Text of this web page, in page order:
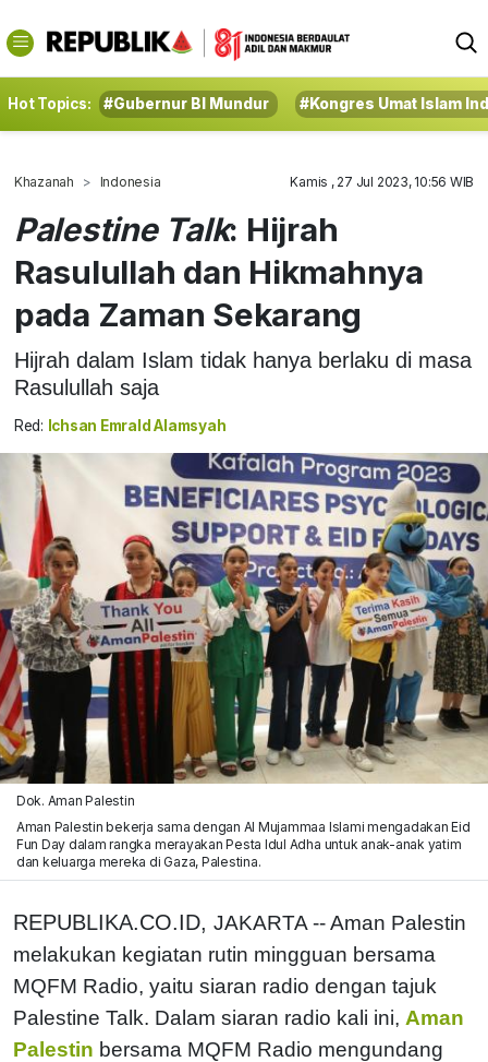
Hot Topics: #Gubernur BI Mundur #Kongres Umat Islam
Khazanah Indonesia Kamis , 27 Jul 2023, 10:56 WIB
Palestine Talk: Hijrah
Rasulullah dan Hikmahnya
pada Zaman Sekarang
Hijrah dalam Islam tidak hanya berlaku di masa
Rasulullah saja
Red: Ichsan Emrald Alamsyah
Dok. Aman Palestin
Aman Palestin bekerja sama dengan Al Mujammaa Islami mengadakan Eid
Fun Day dalam rangka merayakan Pesta Idul Adha untuk anak-anak yatim
dan keluarga mereka di Gaza, Palestina.
REPUBLIKA.CO.ID, JAKARTA -- Aman Palestin
melakukan kegiatan rutin mingguan bersama
MQFM Radio, yaitu siaran radio dengan tajuk
Palestine Talk. Dalam siaran radio kali ini, Aman
Palestin bersama MQFM Radio mengundang